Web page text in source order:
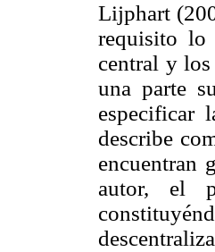
Lijphart
requisito lo
central y
una parte
especificar
describe
encuentran
autor, el